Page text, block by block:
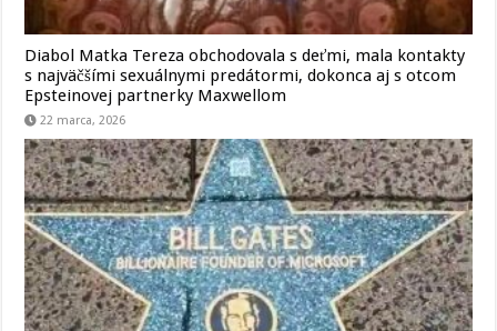
Diabol Matka Tereza obchodovala s deťmi, mala kontakty
s najväčšími sexuálnymi predátormi, dokonca aj s otcom
Epsteinovej partnerky Maxwellom
22 marca, 2026